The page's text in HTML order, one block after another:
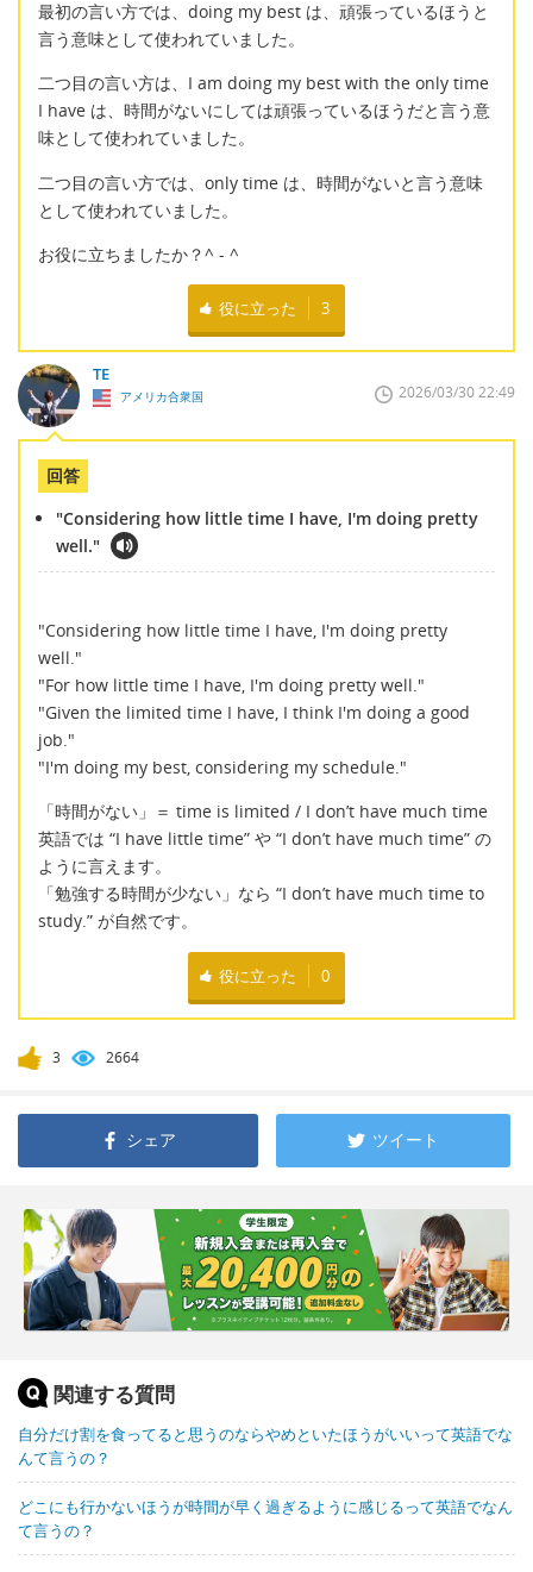
最初の言い方では、doing my best は、頑張っているほうと
言う意味として使われていました。
二つ目の言い方は、I am doing my best with the only time
I have は、時間がないにしては頑張っているほうだと言う意
味として使われていました。
二つ目の言い方では、only time は、時間がないと言う意味
として使われていました。
お役に立ちましたか？^ - ^
役に立った 3
TE
アメリカ合衆国 2026/03/30 22:49
回答
"Considering how little time I have, I'm doing pretty
well."
"Considering how little time I have, I'm doing pretty
well."
"For how little time I have, I'm doing pretty well."
"Given the limited time I have, I think I'm doing a good
job."
"I'm doing my best, considering my schedule."
「時間がない」＝ time is limited / I don’t have much time
英語では “I have little time” や “I don’t have much time” の
ように言えます。
「勉強する時間が少ない」なら “I don’t have much time to
study.” が自然です。
役に立った 0
3 2664
シェア ツイート
関連する質問
自分だけ割を食ってると思うのならやめといたほうがいいって英語でな
んて言うの？
どこにも行かないほうが時間が早く過ぎるように感じるって英語でなん
て言うの？